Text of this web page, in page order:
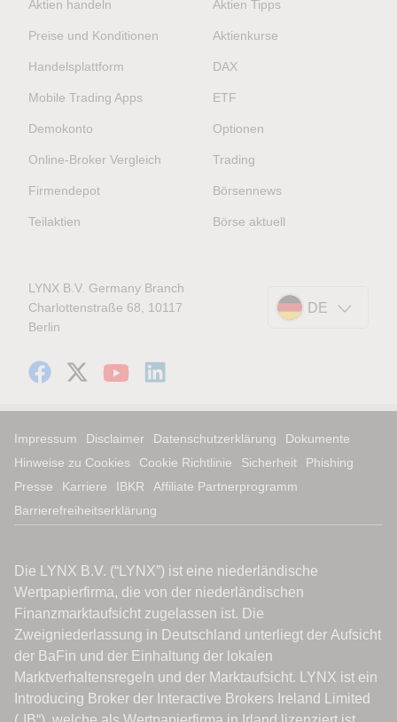
Aktien handeln
Preise und Konditionen
Handelsplattform
Mobile Trading Apps
Demokonto
Online-Broker Vergleich
Firmendepot
Teilaktien
Aktien Tipps
Aktienkurse
DAX
ETF
Optionen
Trading
Börsennews
Börse aktuell
LYNX B.V. Germany Branch
Charlottenstraße 68, 10117
Berlin
DE
Impressum Disclaimer Datenschutzerklärung
Dokumente
Hinweise zu Cookies
Cookie Richtlinie Sicherheit
Phishing
Presse
Karriere IBKR
Affiliate Partnerprogramm
Barrierefreiheitserklärung